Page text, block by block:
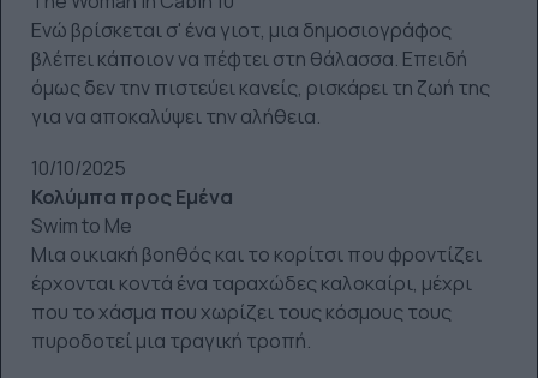
Ενώ βρίσκεται σ' ένα γιοτ, μια δημοσιογράφος
βλέπει κάποιον να πέφτει στη θάλασσα. Επειδή
όμως δεν την πιστεύει κανείς, ρισκάρει τη ζωή της
για να αποκαλύψει την αλήθεια.
10/10/2025
Κολύμπα προς Εμένα
Swim to Me
Μια οικιακή βοηθός και το κορίτσι που φροντίζει
έρχονται κοντά ένα ταραχώδες καλοκαίρι, μέχρι
που το χάσμα που χωρίζει τους κόσμους τους
πυροδοτεί μια τραγική τροπή.